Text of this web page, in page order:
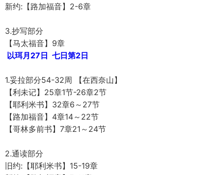
新约:【路加福音】2-6章
3.抄写部分
【马太福音】9章
以珥月27日 七日第2日
1.妥拉部分54-32周 【在西奈山】
【利未记】25章1节-26章2节
【耶利米书】32章6～27节
【路加福音】4章14～22节
【哥林多前书】7章21～24节
2.通读部分
旧约:【耶利米书】15-19章